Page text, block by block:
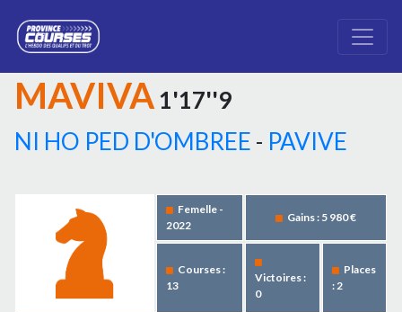
MAVIVA 1'17''9
NI HO PED D'OMBREE - PAVIVE
Femelle -
2022
Gains : 5 980 €
Courses :
13
Victoires :
0
Places
: 2